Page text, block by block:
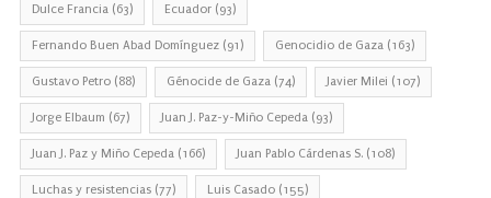
Dulce Francia (63) Ecuador (93)
Fernando Buen Abad Domínguez (91) Genocidio de Gaza (163)
Gustavo Petro (88) Génocide de Gaza (74) Javier Milei (107)
Jorge Elbaum (67) Juan J. Paz-y-Miño Cepeda (93)
Juan J. Paz y Miño Cepeda (166) Juan Pablo Cárdenas S. (108)
Luchas y resistencias (77) Luis Casado (155)